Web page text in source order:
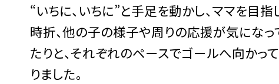
“いちに、いちに”と手足を動かし、ママを目指
時折、他の子の様子や周りの応援が気になっ
たりと、それぞれのペースでゴールへ向かっ
りました。